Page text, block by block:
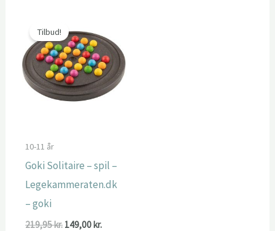
Tilbud!
10-11 år
Goki Solitaire – spil –
Legekammeraten.dk
– goki
219,95kr. Den
149,00kr.Den